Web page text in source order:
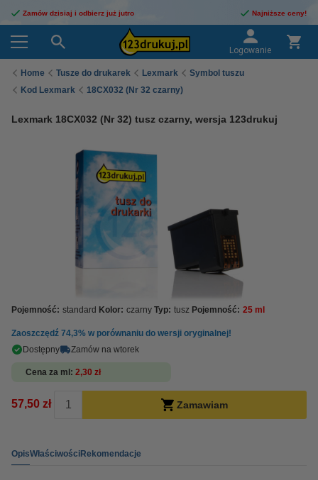
Zamów dzisiaj i odbierz już jutro Najniższe ceny!
Logowanie
Home Tusze do drukarek Lexmark
Symbol tuszu
Kod Lexmark
18CX032 (Nr 32 czarny)
Lexmark 18CX032 (Nr 32) tusz czarny, wersja 123drukuj
Pojemność: standard Kolor: czarny Typ: tusz Pojemność: 25 ml
Zaoszczędź 74,3% w porównaniu do wersji oryginalnej!
Dostępny
Zamów na wtorek
Cena za ml 2,30 zł
57,50 zł Zamawiam
OpisWłaściwościRekomendacje